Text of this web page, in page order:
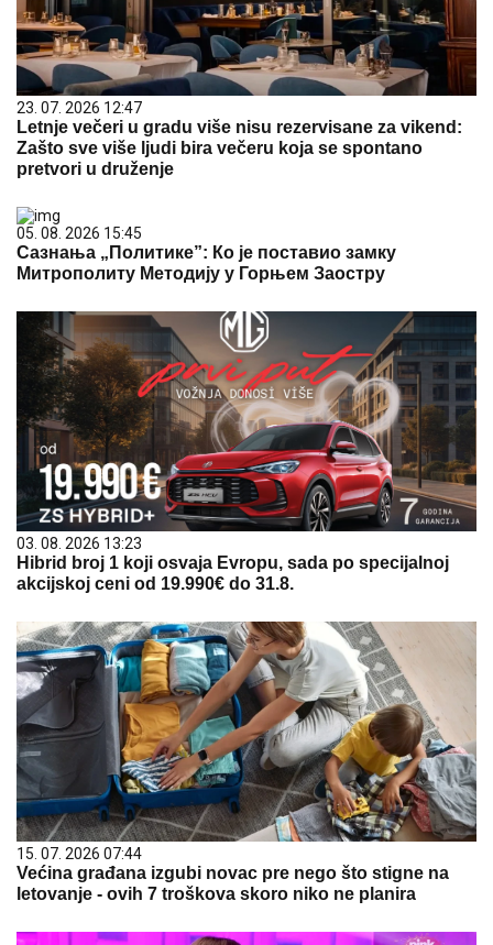
23. 07. 2026 12:47
Letnje večeri u gradu više nisu rezervisane za vikend:
Zašto sve više ljudi bira večeru koja se spontano
pretvori u druženje
05. 08. 2026 15:45
Сазнања „Политике”: Ко је поставио замку
Митрополиту Методију у Горњем Заостру
03. 08. 2026 13:23
Hibrid broj 1 koji osvaja Evropu, sada po specijalnoj
akcijskoj ceni od 19.990€ do 31.8.
15. 07. 2026 07:44
Većina građana izgubi novac pre nego što stigne na
letovanje - ovih 7 troškova skoro niko ne planira